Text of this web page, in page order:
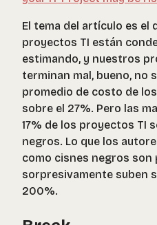
El tema del artículo es el
proyectos TI están
estimando, y nuestros
terminan mal, bueno, no
promedio de costo de
sobre el 27%. Pero las
17% de los proyectos TI
negros. Lo que los
como cisnes negros son
sorpresivamente suben
200%.